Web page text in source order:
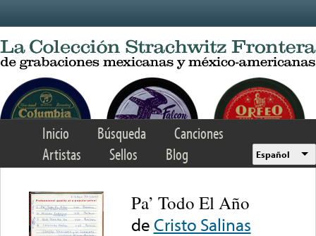
Inicio Búsqueda
Canciones
Artistas
Sellos Blog Español
Pa’ Todo El Año
de Cristo Salinas